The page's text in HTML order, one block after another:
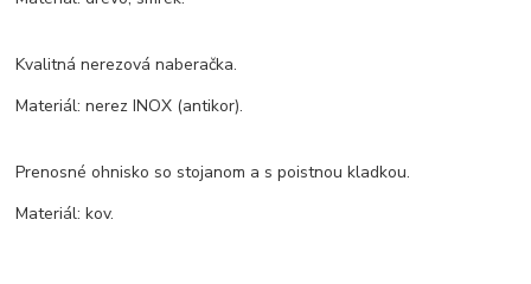
Kvalitná nerezová naberačka.
Materiál: nerez INOX (antikor).
Prenosné ohnisko so stojanom a s poistnou kladkou.
Materiál: kov.